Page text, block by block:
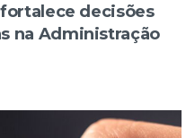
decisões
na Administração